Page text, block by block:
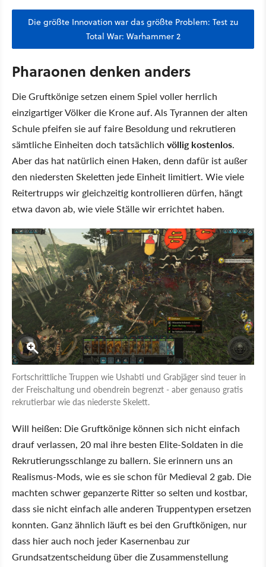
Die größte Innovation war das größte Problem: Test zu
Total War: Warhammer 2
Pharaonen denken anders
Die Gruftkönige setzen einem Spiel voller herrlich
einzigartiger Völker die Krone auf. Als Tyrannen der alten
Schule pfeifen sie auf faire Besoldung und rekrutieren
sämtliche Einheiten doch tatsächlich völlig kostenlos.
Aber das hat natürlich einen Haken, denn dafür ist außer
den niedersten Skeletten jede Einheit limitiert. Wie viele
Reitertrupps wir gleichzeitig kontrollieren dürfen, hängt
etwa davon ab, wie viele Ställe wir errichtet haben.
Fortschrittliche Truppen wie Ushabti und Grabjäger sind teuer in
der Freischaltung und obendrein begrenzt - aber genauso gratis
rekrutierbar wie das niederste Skelett.
Will heißen: Die Gruftkönige können sich nicht einfach
drauf verlassen, 20 mal ihre besten Elite-Soldaten in die
Rekrutierungsschlange zu ballern. Sie erinnern uns an
Realismus-Mods, wie es sie schon für Medieval 2 gab. Die
machten schwer gepanzerte Ritter so selten und kostbar,
dass sie nicht einfach alle anderen Truppentypen ersetzen
konnten. Ganz ähnlich läuft es bei den Gruftkönigen, nur
dass hier auch noch jeder Kasernenbau zur
Grundsatzentscheidung über die Zusammenstellung